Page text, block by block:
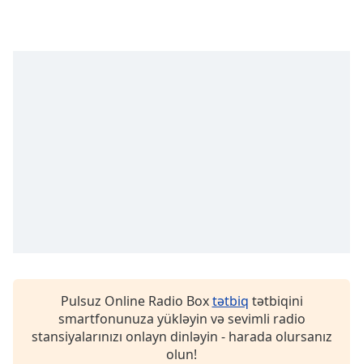
Pulsuz Online Radio Boxtətbiq tətbiqini
smartfonunuza yükləyin və sevimli radio
stansiyalarınızı onlayn dinləyin - harada olursanız
olun!